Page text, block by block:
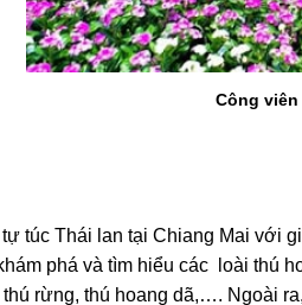
Công
túc Thái lan tại Chiang Mai với
phá và tìm hiểu các loài thú
rừng, thú hoang dã,…. Ngoài